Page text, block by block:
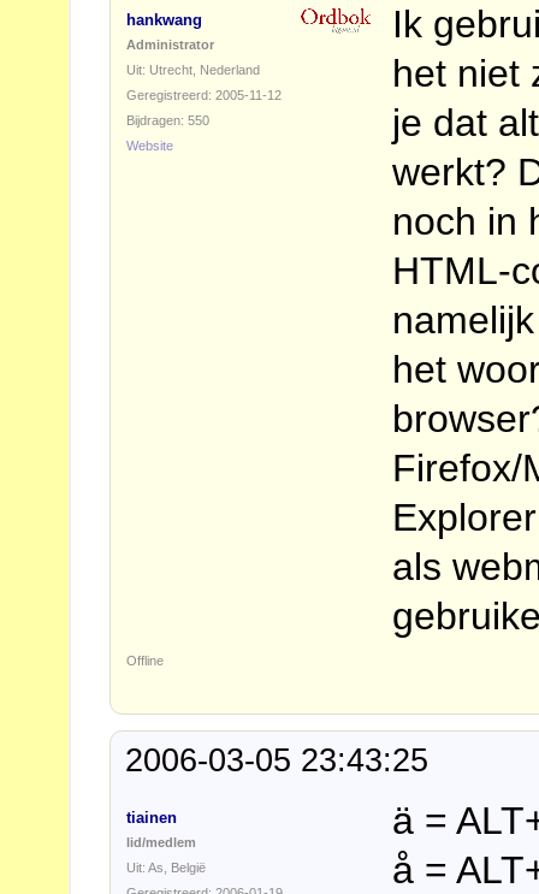
hankwang
Administrator
Uit: Utrecht, Nederland
Geregistreerd: 2005-11-12
Bijdragen: 550
Website
Ik
het niet
je dat
werkt?
noch in
HTML-
het
Firefox/
als
Offline
2006-03-05 23:43:25
tiainen
lid/medlem
Uit: As, België
ä =
å =